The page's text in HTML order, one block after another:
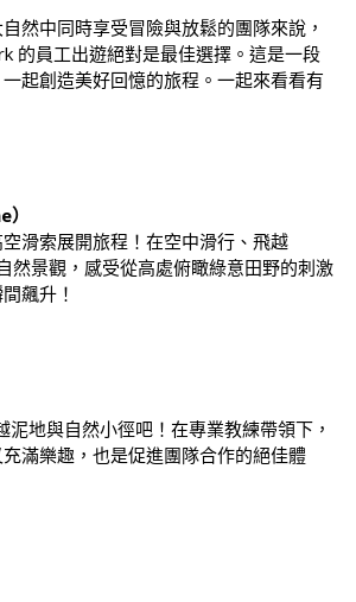
然中同時享受冒險與放鬆的團隊來說，
的員工出遊絕對是最佳選擇。這是一段
起創造美好回憶的旅程。一起來看看有
滑索展開旅程！在空中滑行、飛越
然景觀，感受從高處俯瞰綠意田野的刺激
飆升！
泥地與自然小徑吧！在專業教練帶領下，
滿樂趣，也是促進團隊合作的絕佳體